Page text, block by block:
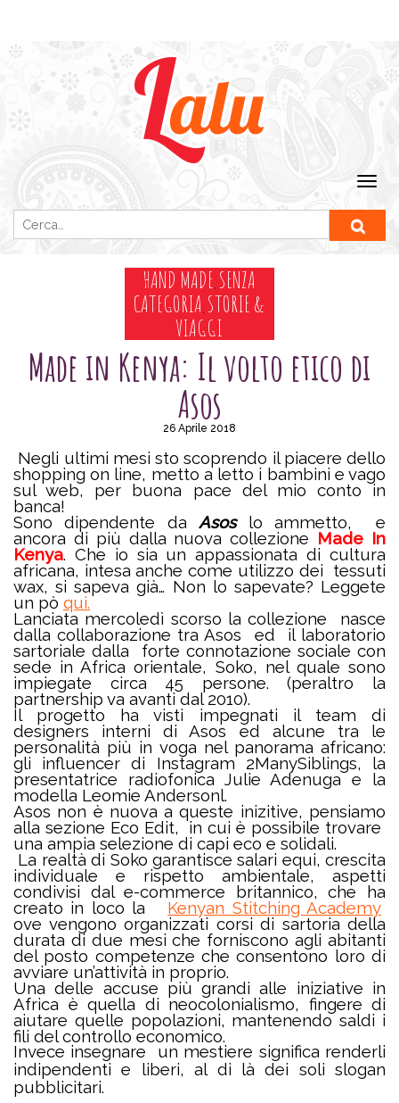
HAND MADE , SENZA
CATEGORIA , STORIE &
VIAGGI
Made in Kenya: Il volto etico di
Asos
26 Aprile 2018
Negli ultimi mesi sto scoprendo il piacere dello
shopping on line, metto a letto i bambini e vago
sul web, per buona pace del mio conto in
banca!
Sono dipendente daAsos
lo ammetto, e
ancora di più dalla nuova collezione Made In
Kenya. Che io sia un appassionata di cultura
africana, intesa anche come utilizzo dei tessuti
wax, si sapeva già… Non lo sapevate? Leggete
un pò qui.
Lanciata mercoledì scorso la collezione nasce
dalla collaborazione tra Asos ed il laboratorio
sartoriale dalla forte connotazione sociale con
sede in Africa orientale, Soko, nel quale sono
impiegate circa 45 persone. (peraltro la
partnership va avanti dal 2010).
Il progetto ha visti impegnati il team di
designers interni di Asos ed alcune tra le
personalità più in voga nel panorama africano:
gli influencer di Instagram 2ManySiblings, la
presentatrice radiofonica Julie Adenuga e la
modella Leomie Andersonl.
Asos non è nuova a queste inizitive, pensiamo
alla sezione Eco Edit, in cui è possibile trovare
una ampia selezione di capi eco e solidali.
La realtà di Soko garantisce salari equi, crescita
individuale e rispetto ambientale, aspetti
condivisi dal e-commerce britannico, che ha
creato in loco la Kenyan Stitching Academy
ove vengono organizzati corsi di sartoria della
durata di due mesi che forniscono agli abitanti
del posto competenze che consentono loro di
avviare un’attività in proprio.
Una delle accuse più grandi alle iniziative in
Africa è quella di neocolonialismo, fingere di
aiutare quelle popolazioni, mantenendo saldi i
fili del controllo economico.
Invece insegnare un mestiere significa renderli
indipendenti e liberi, al di là dei soli slogan
pubblicitari.